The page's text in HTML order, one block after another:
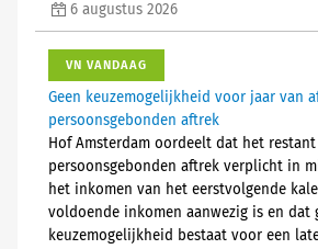
6 augustus 2026
VN VANDAAG
Geen keuzemogelijkheid voor jaar van
persoonsgebonden aftrek
Hof Amsterdam oordeelt dat het restant
persoonsgebonden aftrek verplicht in
het inkomen van het eerstvolgende
voldoende inkomen aanwezig is en dat
keuzemogelijkheid bestaat voor een